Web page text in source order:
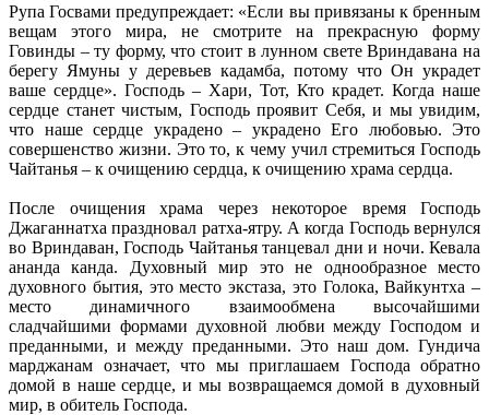
Рупа Госвами предупреждает: «Если вы привязаны к бренным
вещам этого мира, не смотрите на прекрасную форму
Говинды – ту форму, что стоит в лунном свете Вриндавана на
берегу Ямуны у деревьев кадамба, потому что Он украдет
ваше сердце». Господь – Хари, Тот, Кто крадет. Когда наше
сердце станет чистым, Господь проявит Себя, и мы увидим,
что наше сердце украдено – украдено Его любовью. Это
совершенство жизни. Это то, к чему учил стремиться Господь
Чайтанья – к очищению сердца, к очищению храма сердца.
После очищения храма через некоторое время Господь
Джаганнатха праздновал ратха-ятру. А когда Господь вернулся
во Вриндаван, Господь Чайтанья танцевал дни и ночи. Кевала
ананда канда. Духовный мир это не однообразное место
духовного бытия, это место экстаза, это Голока, Вайкунтха –
место динамичного взаимообмена высочайшими
сладчайшими формами духовной любви между Господом и
преданными, и между преданными. Это наш дом. Гундича
марджанам означает, что мы приглашаем Господа обратно
домой в наше сердце, и мы возвращаемся домой в духовный
мир, в обитель Господа.